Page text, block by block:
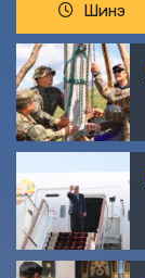
Шинэ